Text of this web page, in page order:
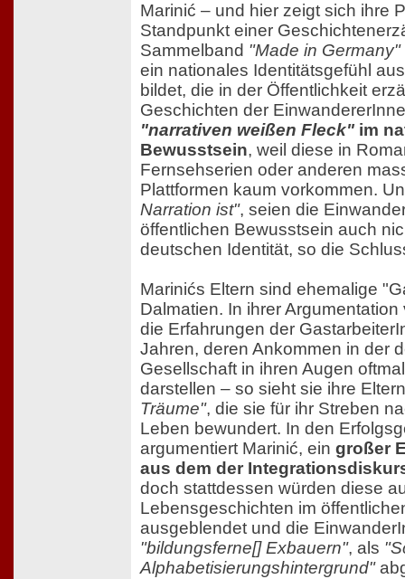
Marinić – und hier zeigt sich ihre
Standpunkt einer
Sammelband "Made in Germany"
ein nationales Identitätsgefühl
bildet, die in der Öffentlichkeit
Geschichten der
"narrativen weißen Fleck" im
Bewusstsein, weil diese in
Fernsehserien oder anderen
Plattformen kaum vorkommen.
Narration ist", seien die
öffentlichen Bewusstsein auch
deutschen Identität, so die
Marinićs Eltern sind ehemalige
Dalmatien. In ihrer
die Erfahrungen der
Jahren, deren Ankommen in der
Gesellschaft in ihren Augen
darstellen – so sieht sie ihre
Träume", die sie für ihr Streben
Leben bewundert. In den
argumentiert Marinić, ein großer
aus dem der
doch stattdessen würden diese
Lebensgeschichten im
ausgeblendet und die
"bildungsferne[] Exbauern", als
Alphabetisierungshintergrund"